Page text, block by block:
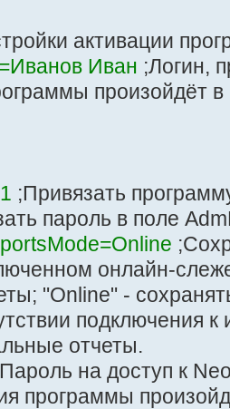
активации
Иван ;Логин,
произойдёт
;Привязать
пароль в поле
онлайн-
"Online" -
подключения к
отчеты.
на доступ к
программы